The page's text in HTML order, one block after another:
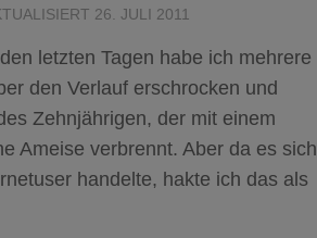
26. JULI 2011
letzten Tagen habe ich mehrere
den Verlauf erschrocken und
Zehnjährigen, der mit einem
Ameise verbrennt. Aber da es sich
handelte, hakte ich das als